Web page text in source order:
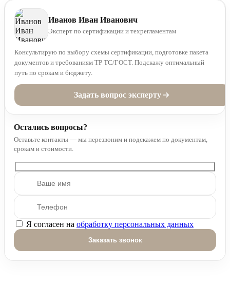
Иванов Иван Иванович
Эксперт по сертификации и техрегламентам
Консультирую по выбору схемы сертификации, подготовке пакета
документов и требованиям ТР ТС/ГОСТ. Подскажу оптимальный
путь по срокам и бюджету.
Задать вопрос эксперту
Остались вопросы?
Оставьте контакты — мы перезвоним и подскажем по документам,
срокам и стоимости.
Оставьте это поле пустым.
Я согласен на обработку персональных данных